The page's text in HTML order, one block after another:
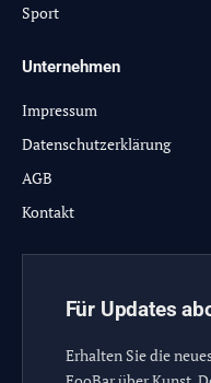
Sport
Unternehmen
Impressum
Datenschutzerklärung
AGB
Kontakt
Für Updates
Erhalten Sie die